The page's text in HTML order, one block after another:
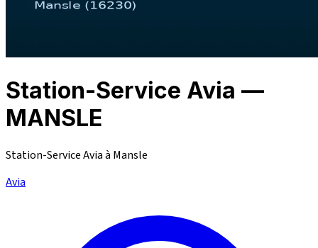
Station-Service Avia —
MANSLE
Station-Service Avia à Mansle
Avia